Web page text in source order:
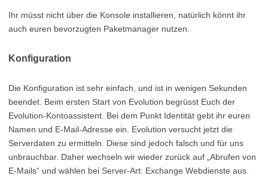
Ihr müsst nicht über die Konsole installieren, natürlich könnt ihr
auch euren bevorzugten Paketmanager nutzen.
Konfiguration
Die Konfiguration ist sehr einfach, und ist in wenigen Sekunden
beendet. Beim ersten Start von Evolution begrüsst Euch der
Evolution-Kontoassistent. Bei dem Punkt Identität gebt ihr euren
Namen und E-Mail-Adresse ein. Evolution versucht jetzt die
Serverdaten zu ermitteln. Diese sind jedoch falsch und für uns
unbrauchbar. Daher wechseln wir wieder zurück auf „Abrufen von
E-Mails“ und wählen bei Server-Art: Exchange Webdienste aus.